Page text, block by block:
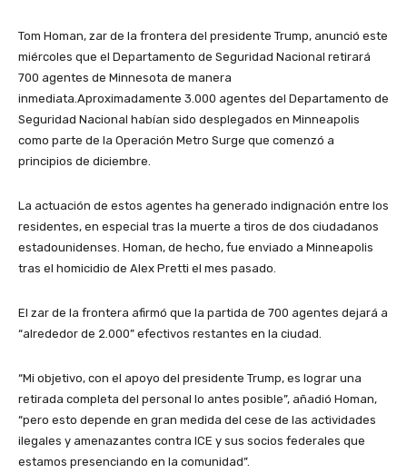
Tom Homan, zar de la frontera del presidente Trump, anunció este
miércoles que el Departamento de Seguridad Nacional retirará
700 agentes de Minnesota de manera
inmediata.Aproximadamente 3.000 agentes del Departamento de
Seguridad Nacional habían sido desplegados en Minneapolis
como parte de la Operación Metro Surge que comenzó a
principios de diciembre.
La actuación de estos agentes ha generado indignación entre los
residentes, en especial tras la muerte a tiros de dos ciudadanos
estadounidenses. Homan, de hecho, fue enviado a Minneapolis
tras el homicidio de Alex Pretti el mes pasado.
El zar de la frontera afirmó que la partida de 700 agentes dejará a
“alrededor de 2.000” efectivos restantes en la ciudad.
“Mi objetivo, con el apoyo del presidente Trump, es lograr una
retirada completa del personal lo antes posible”, añadió Homan,
“pero esto depende en gran medida del cese de las actividades
ilegales y amenazantes contra ICE y sus socios federales que
estamos presenciando en la comunidad”.